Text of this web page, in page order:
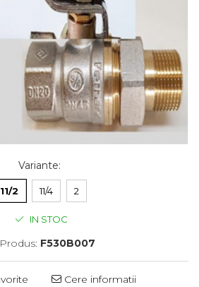
Variante:
11/2 11/4 2
IN STOC
F530B007
Cere informatii